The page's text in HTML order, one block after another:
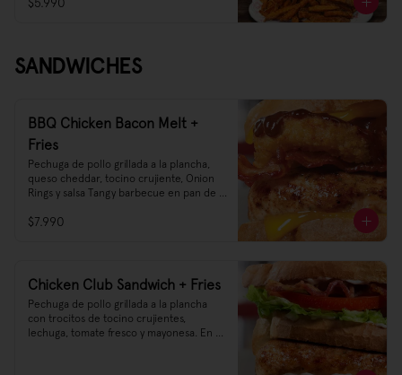
agregado de salsa Ranch! Así te vas a ir
que estabas esperando
SANDWICHES
BBQ Chicken Bacon Melt +
Fries
Pechuga de pollo grillada a la plancha,
queso cheddar, tocino crujiente, Onion
Rings y salsa Tangy barbecue en pan de
$7.990
Chicken Club Sandwich + Fries
Pechuga de pollo grillada a la plancha
con trocitos de tocino crujientes,
lechuga, tomate fresco y mayonesa. En